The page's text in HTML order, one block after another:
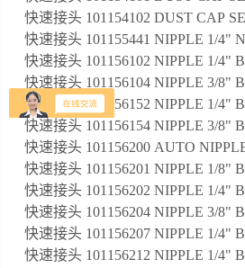
快速接头 101154102 DUST CAP
快速接头 101155441 NIPPLE 1/4"
快速接头 101156102 NIPPLE 1/4"
快速接头 101156104 NIPPLE 3/8"
快速接头 101156152 NIPPLE 1/4"
快速接头 101156154 NIPPLE 3/8"
快速接头 101156200 AUTO
快速接头 101156201 NIPPLE 1/8"
快速接头 101156202 NIPPLE 1/4"
快速接头 101156204 NIPPLE 3/8"
快速接头 101156207 NIPPLE 1/4"
快速接头 101156212 NIPPLE 1/4"